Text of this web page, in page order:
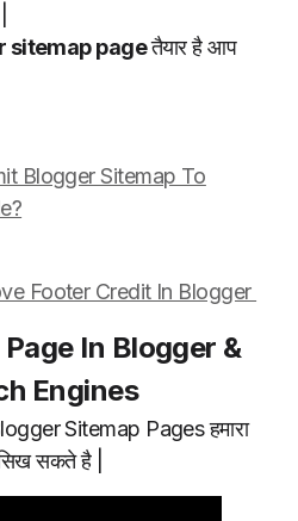
sitemap pageतैयार है आप
Blogger Sitemap To
Footer Credit In Blogger
In Blogger &
Engines
Sitemap Pages हमारा
सकते है |